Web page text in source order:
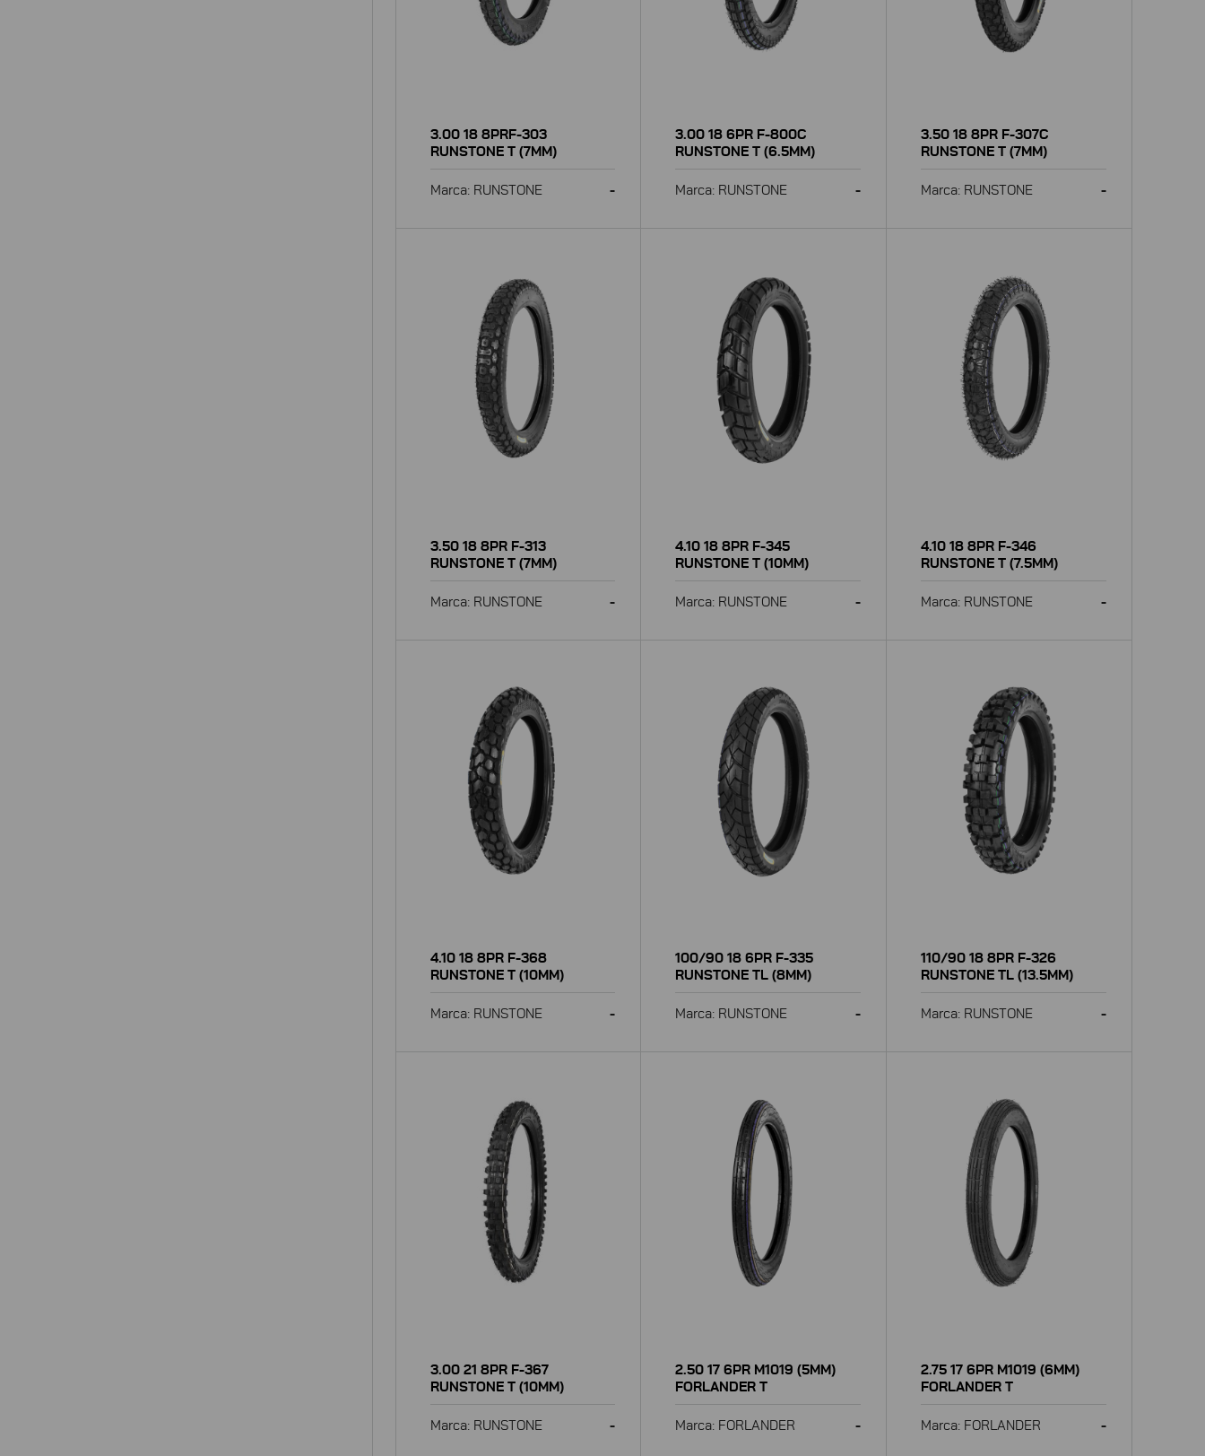
3.00 18 8PRF-303
RUNSTONE T (7MM)
Marca: RUNSTONE -
3.00 18 6PR F-800C
RUNSTONE T (6.5MM)
Marca: RUNSTONE -
3.50 18 8PR F-307C
RUNSTONE T (7MM)
Marca: RUNSTONE -
3.50 18 8PR F-313
RUNSTONE T (7MM)
Marca: RUNSTONE -
4.10 18 8PR F-345
RUNSTONE T (10MM)
Marca: RUNSTONE -
4.10 18 8PR F-346
RUNSTONE T (7.5MM)
Marca: RUNSTONE -
4.10 18 8PR F-368
RUNSTONE T (10MM)
Marca: RUNSTONE -
100/90 18 6PR F-335
RUNSTONE TL (8MM)
Marca: RUNSTONE -
110/90 18 8PR F-326
RUNSTONE TL (13.5MM)
Marca: RUNSTONE -
3.00 21 8PR F-367
RUNSTONE T (10MM)
Marca: RUNSTONE -
2.50 17 6PR M1019 (5MM)
FORLANDER T
Marca: FORLANDER -
2.75 17 6PR M1019 (6MM)
FORLANDER T
Marca: FORLANDER -